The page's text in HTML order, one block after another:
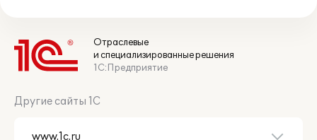
Отраслевые
и специализированные решения
1С:Предприятие
Другие сайты 1С